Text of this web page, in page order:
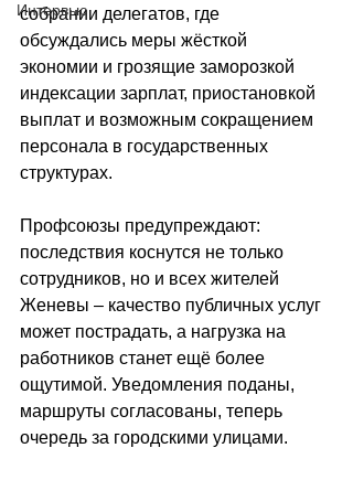
Интервью
собрании делегатов, где
обсуждались меры жёсткой
экономии и грозящие заморозкой
индексации зарплат, приостановкой
выплат и возможным сокращением
персонала в государственных
структурах.
Профсоюзы предупреждают:
последствия коснутся не только
сотрудников, но и всех жителей
Женевы – качество публичных услуг
может пострадать, а нагрузка на
работников станет ещё более
ощутимой. Уведомления поданы,
маршруты согласованы, теперь
очередь за городскими улицами.